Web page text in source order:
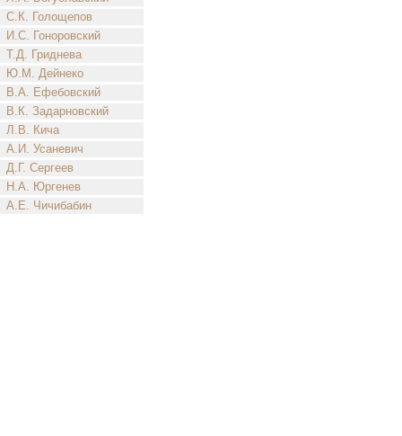
С.К. Голощепов
И.С. Гоноровский
Т.Д. Гриднева
Ю.М. Дейнеко
В.А. Ефебовский
В.К. Задарновский
Л.В. Кича
А.И. Усаневич
Д.Г. Сергеев
Н.А. Юргенев
А.Е. Чичибабин